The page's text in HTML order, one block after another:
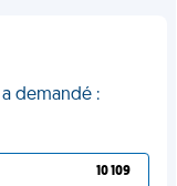
demandé :
10 109